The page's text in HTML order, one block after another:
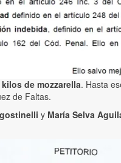
kilos de mozzarella. Hasta
de Faltas.
y María Selva